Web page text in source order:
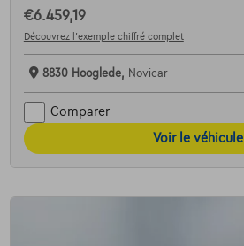
€6.459,19
Découvrez l’exemple chiffré complet
8830 Hooglede, Novicar
Comparer
Voir le véhicule